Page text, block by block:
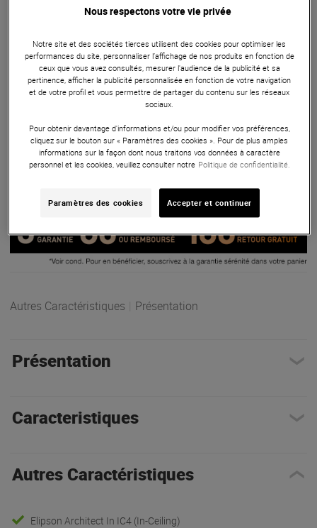
L'Elipson Architect In IC4 est une enceinte encastrable au
médium-grave de 100 mm et un tweeter à dôme en soie de
19 mm orientable. Elle offre une réponse en fréquence de 85
Hz à 20 kHz, une sensibilité de 84 dB, et supporte jusqu'à
80 W de puissance. La grille aimantée prête à peindre
quel intérieur.
ARTICLE N° 95005
Autres Caractéristiques Présentation
Présentation
Caracteristiques
Autres Caractéristiques
Elipson Architect In IC4 (In-Ceiling)
Nous respectons votre vie privée
Notre site et des sociétés tierces utilisent des cookies pour optimiser les
performances du site, personnaliser l’affichage de nos produits en fonction de
ceux que vous avez consultés, mesurer l'audience de la publicité et sa
pertinence, afficher la publicité personnalisée en fonction de votre navigation
et de votre profil et vous permettre de partager du contenu sur les réseaux
sociaux.
Pour obtenir davantage d'informations et/ou pour modifier vos préférences,
cliquez sur le bouton sur « Paramètres des cookies ». Pour de plus amples
informations sur la façon dont nous traitons vos données à caractère
personnel et les cookies, veuillez consulter notre Politique de confidentialité.
Paramètres des cookies Accepter et continuer